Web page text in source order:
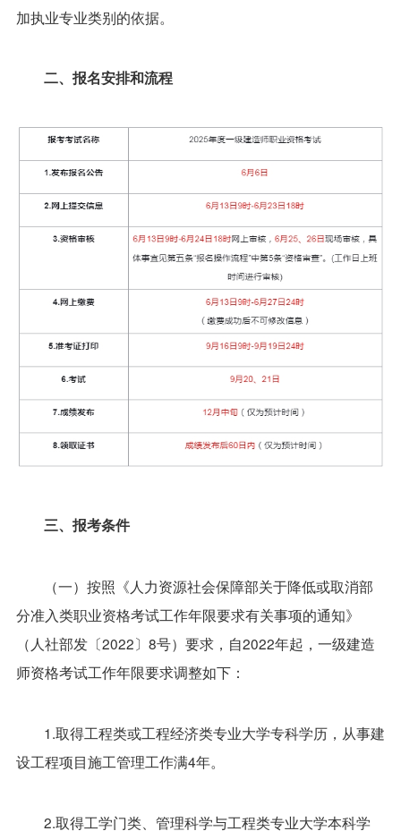
加执业专业类别的依据。
二、报名安排和流程
三、报考条件
（一）按照《人力资源社会保障部关于降低或取消部
分准入类职业资格考试工作年限要求有关事项的通知》
（人社部发〔2022〕8号）要求，自2022年起，一级建造
师资格考试工作年限要求调整如下：
1.取得工程类或工程经济类专业大学专科学历，从事建
设工程项目施工管理工作满4年。
2.取得工学门类、管理科学与工程类专业大学本科学